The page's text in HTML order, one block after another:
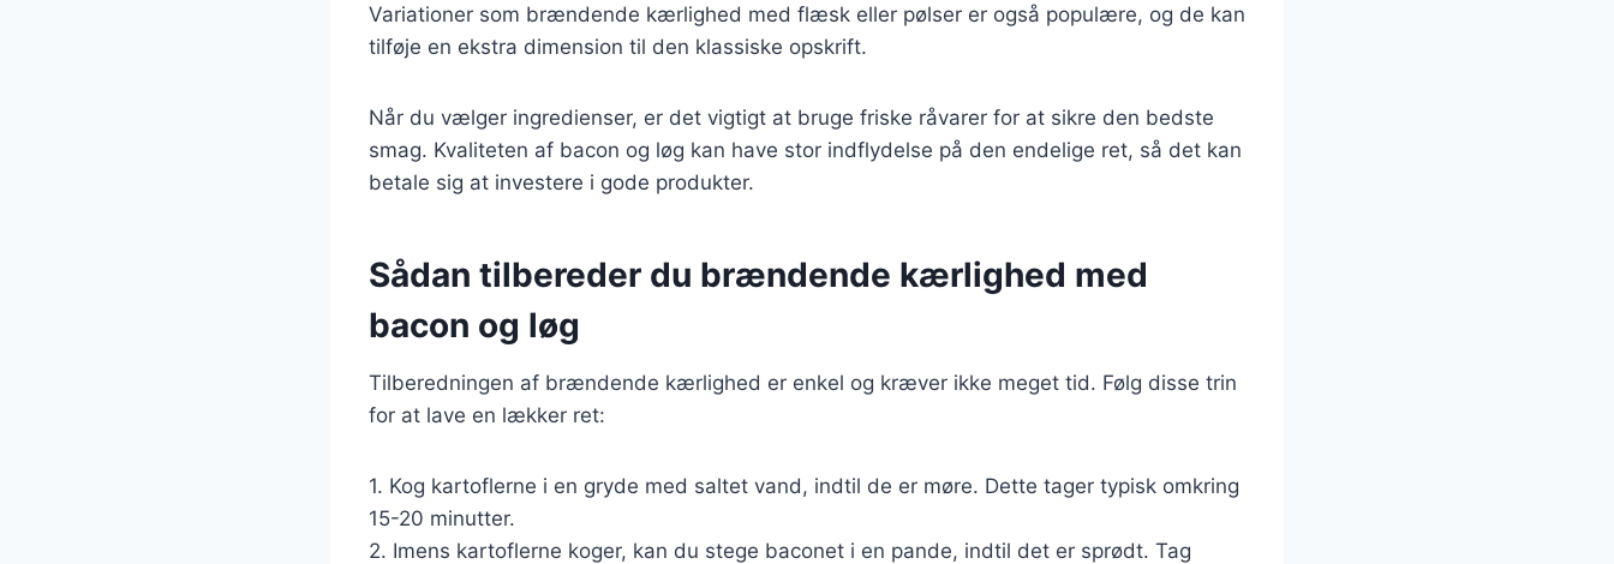
Variationer som brændende kærlighed med flæsk eller pølser er også populære, og de kan
tilføje en ekstra dimension til den klassiske opskrift.
Når du vælger ingredienser, er det vigtigt at bruge friske råvarer for at sikre den bedste
smag. Kvaliteten af bacon og løg kan have stor indflydelse på den endelige ret, så det kan
betale sig at investere i gode produkter.
Sådan tilbereder du brændende kærlighed med
bacon og løg
Tilberedningen af brændende kærlighed er enkel og kræver ikke meget tid. Følg disse trin
for at lave en lækker ret:
1. Kog kartoflerne i en gryde med saltet vand, indtil de er møre. Dette tager typisk omkring
15-20 minutter.
2. Imens kartoflerne koger, kan du stege baconet i en pande, indtil det er sprødt. Tag